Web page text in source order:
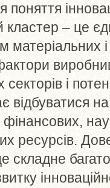
поняття
кластер – це
матеріальних
секторів і
відбуватися
ресурсів.
складне